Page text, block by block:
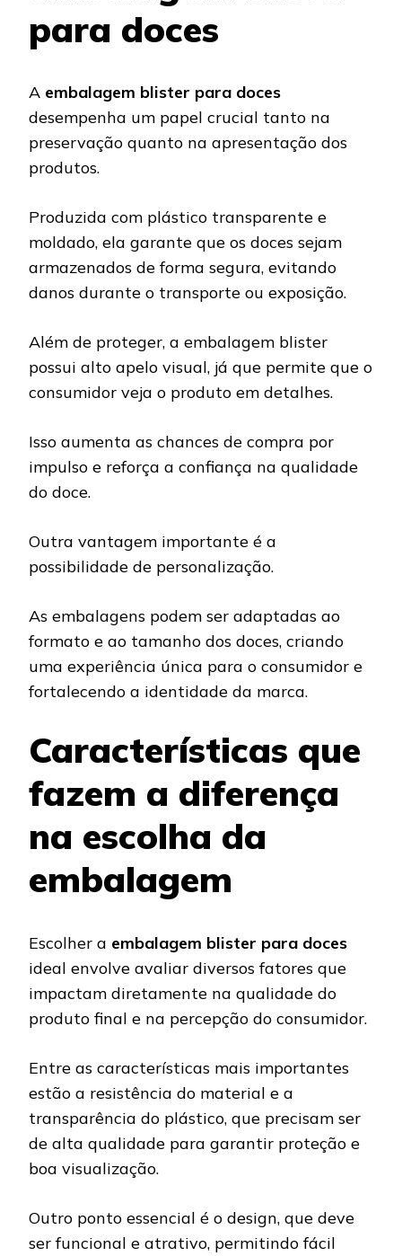
para doces
A embalagem blister para doces
desempenha um papel crucial tanto na
preservação quanto na apresentação dos
produtos.
Produzida com plástico transparente e
moldado, ela garante que os doces sejam
armazenados de forma segura, evitando
danos durante o transporte ou exposição.
Além de proteger, a embalagem blister
possui alto apelo visual, já que permite que o
consumidor veja o produto em detalhes.
Isso aumenta as chances de compra por
impulso e reforça a confiança na qualidade
do doce.
Outra vantagem importante é a
possibilidade de personalização.
As embalagens podem ser adaptadas ao
formato e ao tamanho dos doces, criando
uma experiência única para o consumidor e
fortalecendo a identidade da marca.
Características que
fazem a diferença
na escolha da
embalagem
Escolher a embalagem blister para doces
ideal envolve avaliar diversos fatores que
impactam diretamente na qualidade do
produto final e na percepção do consumidor.
Entre as características mais importantes
estão a resistência do material e a
transparência do plástico, que precisam ser
de alta qualidade para garantir proteção e
boa visualização.
Outro ponto essencial é o design, que deve
ser funcional e atrativo, permitindo fácil